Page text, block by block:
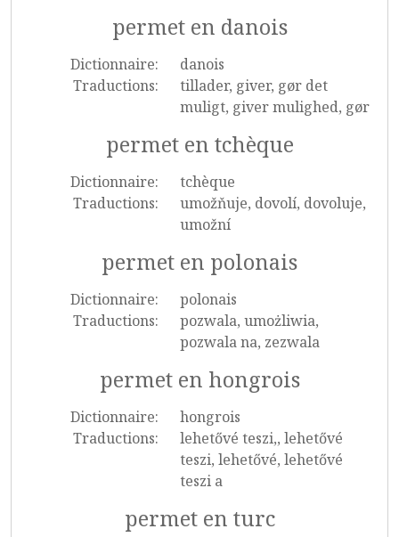
permet en danois
Dictionnaire:
danois
Traductions:
tillader, giver, gør det
muligt, giver mulighed, gør
permet en tchèque
Dictionnaire:
tchèque
Traductions:
umožňuje, dovolí, dovoluje,
umožní
permet en polonais
Dictionnaire:
polonais
Traductions:
pozwala, umożliwia,
pozwala na, zezwala
permet en hongrois
Dictionnaire:
hongrois
Traductions:
lehetővé teszi,, lehetővé
teszi, lehetővé, lehetővé
teszi a
permet en turc